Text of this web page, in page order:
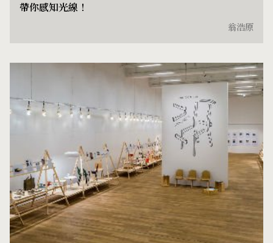
帶你感知光線！
翁浩原